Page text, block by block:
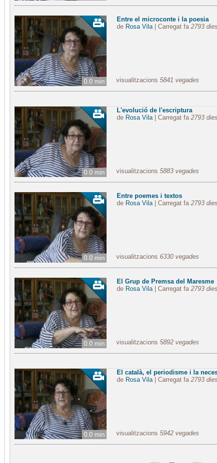
0.0 min
Entre el microconte i la poesia
de Rosa Vila| Carregat fa 2793
visualitzacions 5841 vegades
0.0 min
L'evolució de l'escriptura
de Rosa Vila| Carregat fa 2793
visualitzacions 5883 vegades
0.0 min
Entre poemes i textos
de Rosa Vila| Carregat fa 2793
visualitzacions 6330 vegades
0.0 min
El Grup de Premsa del Maresme
de Rosa Vila| Carregat fa 2793
visualitzacions 5892 vegades
0.0 min
El català, el periodisme i la
de Rosa Vila| Carregat fa 2793
visualitzacions 5942 vegades